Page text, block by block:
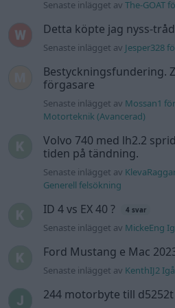
ID 4 vs EX 40 ?
Senaste inlägget av MickeEng
Ford Mustang e Mac 2023
Senaste inlägget av KenthIJ2
244 motorbyte till d5252t
Senaste inlägget av
(Avancerad)
Passat -13 2.0tdi DSG
Senaste inlägget av The-GOAT
Man man ha mindre
Motorvärmare?
Senaste inlägget av BilFixare
Senaste
Puttelitens projekt Audi